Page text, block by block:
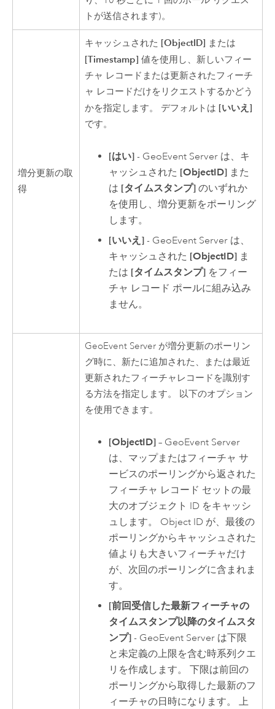
トが送信されます)。
増分更新の取
得
キャッシュされた [ObjectID] または
[Timestamp] 値を使用し、新しいフィー
チャ レコードまたは更新されたフィーチ
ャ レコードだけをリクエストするかどう
かを指定します。 デフォルトは [いいえ]
です。
[はい] - GeoEvent Server は、キ
ャッシュされた [ObjectID] また
は [タイムスタンプ] のいずれか
を使用し、増分更新をポーリング
します。
[いいえ] - GeoEvent Server は、
キャッシュされた [ObjectID] ま
たは [タイムスタンプ] をフィー
チャ レコード ポールに組み込み
ません。
GeoEvent Server が増分更新のポーリン
グ時に、新たに追加された、または最近
更新されたフィーチャレコードを識別す
る方法を指定します。 以下のオプション
を使用できます。
[ObjectID] – GeoEvent Server
は、マップまたはフィーチャ サ
ービスのポーリングから返された
フィーチャ レコード セットの最
大のオブジェクト ID をキャッシ
ュします。 Object ID が、最後の
ポーリングからキャッシュされた
値よりも大きいフィーチャだけ
が、次回のポーリングに含まれま
す。
[前回受信した最新フィーチャの
タイムスタンプ以降のタイムスタ
ンプ] - GeoEvent Server は下限
と未定義の上限を含む時系列クエ
リを作成します。 下限は前回の
ポーリングから取得した最新のフ
ィーチャの日時になります。 上